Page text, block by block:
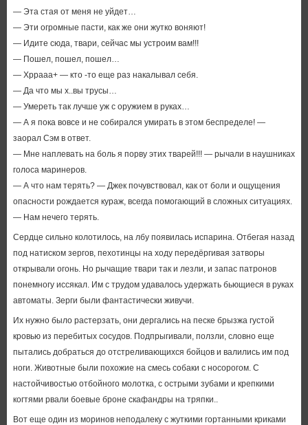
— Эта стая от меня не уйдет…
— Эти огромные пасти, как же они жутко воняют!
— Идите сюда, твари, сейчас мы устроим вам!!!
— Пошел, пошел, пошел…
— Хррааа+ — кто -то еще раз накалывал себя.
— Да что мы х..вы трусы…
— Умереть так лучше уж с оружием в руках…
— А я пока вовсе и не собирался умирать в этом беспределе! —
заорал Сэм в ответ.
— Мне наплевать на боль я порву этих тварей!!! — рычали в наушниках
голоса маринеров.
— А что нам терять? — Джек почувствовал, как от боли и ощущения
опасности рождается кураж, всегда помогающий в сложных ситуациях.
— Нам нечего терять.
Сердце сильно колотилось, на лбу появилась испарина. Отбегая назад
под натиском зергов, пехотинцы на ходу передёргивая затворы
открывали огонь. Но рычащие твари так и лезли, и запас патронов
понемногу иссякал. Им с трудом удавалось удержать бьющиеся в руках
автоматы. Зерги были фантастически живучи.
Их нужно было растерзать, они дергались на песке брызжа густой
кровью из перебитых сосудов. Подпрыгивали, ползли, словно еще
пытались добраться до отстреливающихся бойцов и валились им под
ноги. Животные были похожие на смесь собаки с носорогом. С
настойчивостью отбойного молотка, с острыми зубами и крепкими
когтями рвали боевые броне скафандры на тряпки..
Вот еще один из моринов неподалеку с жуткими гортанными криками